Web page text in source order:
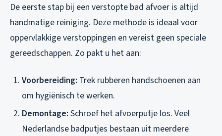
De eerste stap bij een verstopte bad afvoer is altijd
handmatige reiniging. Deze methode is ideaal voor
oppervlakkige verstoppingen en vereist geen speciale
gereedschappen. Zo pakt u het aan:
Voorbereiding: Trek rubberen handschoenen aan
om hygiënisch te werken.
Demontage: Schroef het afvoerputje los. Veel
Nederlandse badputjes bestaan uit meerdere